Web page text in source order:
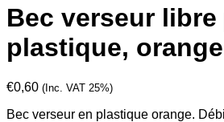
Bec verseur
plastique, orange
€0,60 (Inc. VAT 25%)
Bec verseur en plastique orange.